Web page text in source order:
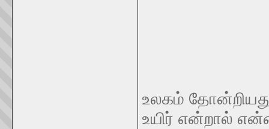
உலகம்
உயிர் என்றால்